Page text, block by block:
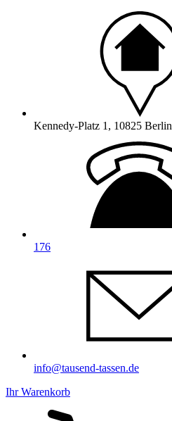
Kennedy-Platz 1, 10825 Berlin
176
info@tausend-tassen.de
Ihr Warenkorb